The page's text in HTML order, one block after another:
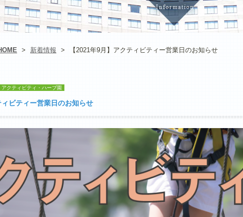
> 新着情報 > 【2021年9月】アクティビティー営業日のお知らせ
アクティビティ・ハーブ園
ィビティー営業日のお知らせ